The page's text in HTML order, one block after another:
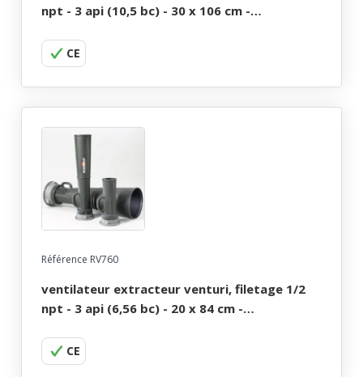
npt - 3 api (10,5 bc) - 30 x 106 cm -
CE
Référence RV760
ventilateur extracteur venturi, filetage 1/2
npt - 3 api (6,56 bc) - 20 x 84 cm -
CE